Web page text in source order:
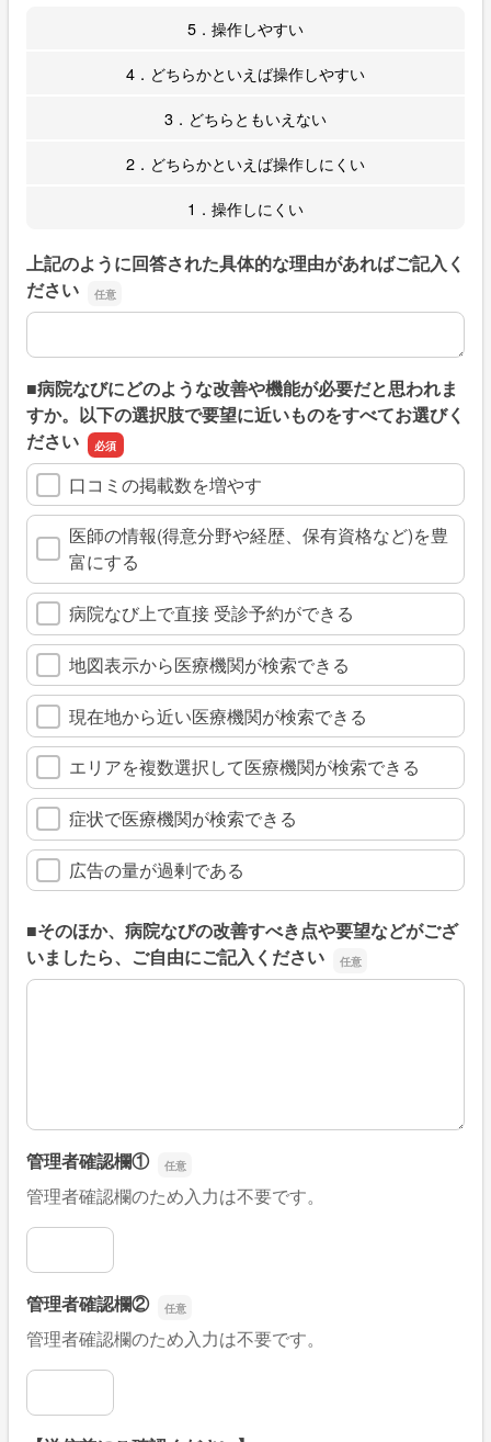
5．操作しやすい
4．どちらかといえば操作しやすい
3．どちらともいえない
2．どちらかといえば操作しにくい
1．操作しにくい
上記のように回答された具体的な理由があればご記入く
ださい
上記のように回答された具体的な理由があればご記入くだ
■病院なびにどのような改善や機能が必要だと思われま
すか。以下の選択肢で要望に近いものをすべてお選びく
ださい
口コミの掲載数を増やす
医師の情報(得意分野や経歴、保有資格など)を豊
富にする
病院なび上で直接 受診予約ができる
地図表示から医療機関が検索できる
現在地から近い医療機関が検索できる
エリアを複数選択して医療機関が検索できる
症状で医療機関が検索できる
広告の量が過剰である
■そのほか、病院なびの改善すべき点や要望などがござ
いましたら、ご自由にご記入ください
■そのほか、病院なびの改善すべき点や要望などがござい
管理者確認欄①
管理者確認欄のため入力は不要です。
管理者確認欄①
管理者確認欄②
管理者確認欄のため入力は不要です。
管理者確認欄②